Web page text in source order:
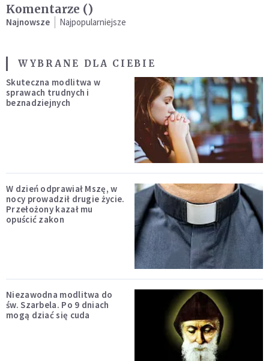
Komentarze ()
Najnowsze Najpopularniejsze
WYBRANE DLA CIEBIE
Skuteczna modlitwa w
sprawach trudnych i
beznadziejnych
W dzień odprawiał Mszę, w
nocy prowadził drugie życie.
Przełożony kazał mu
opuścić zakon
Niezawodna modlitwa do
św. Szarbela. Po 9 dniach
mogą dziać się cuda